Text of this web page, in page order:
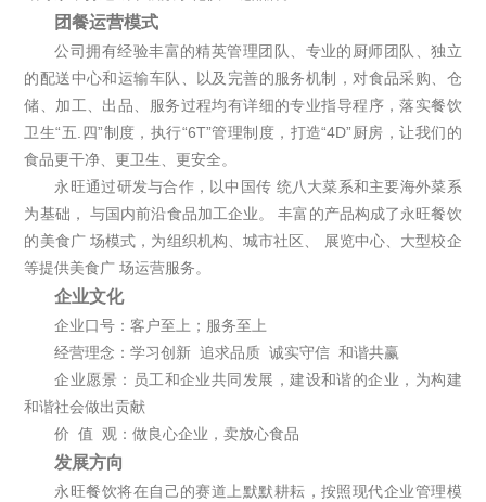
团餐运营模式
公司拥有经验丰富的精英管理团队、专业的厨师团队、独立
的配送中心和运输车队、以及完善的服务机制，对食品采购、仓
储、加工、出品、服务过程均有详细的专业指导程序，落实餐饮
卫生“五.四”制度，执行“6T”管理制度，打造“4D”厨房，让我们的
食品更干净、更卫生、更安全。
永旺通过研发与合作，以中国传 统八大菜系和主要海外菜系
为基础， 与国内前沿食品加工企业。 丰富的产品构成了永旺餐饮
的美食广 场模式，为组织机构、城市社区、 展览中心、大型校企
等提供美食广 场运营服务。
企业文化
企业口号：客户至上；服务至上
经营理念：学习创新 追求品质 诚实守信 和谐共赢
企业愿景：员工和企业共同发展，建设和谐的企业，为构建
和谐社会做出贡献
价 值 观：做良心企业，卖放心食品
发展方向
永旺餐饮将在自己的赛道上默默耕耘，按照现代企业管理模